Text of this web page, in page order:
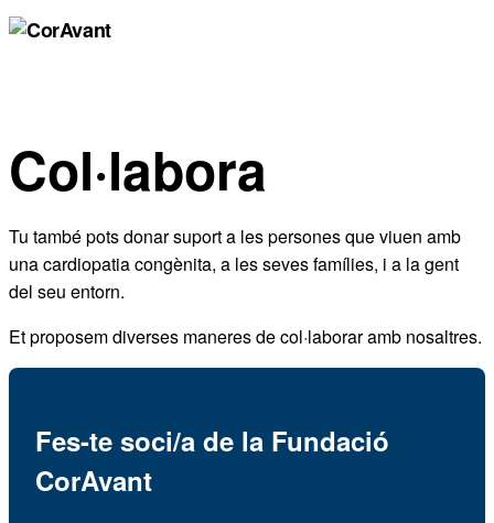
Col·labora
Tu també pots donar suport a les persones que viuen amb
una cardiopatia congènita, a les seves famílies, i a la gent
del seu entorn.
Et proposem diverses maneres de col·laborar amb nosaltres.
Fes-te soci/a de la Fundació
CorAvant